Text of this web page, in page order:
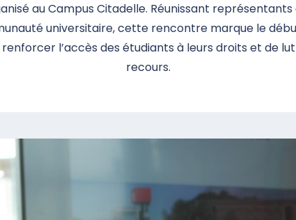
au Campus Citadelle. Réunissant représentants
universitaire, cette rencontre marque le
renforcer l’accès des étudiants à leurs droits et de
recours.